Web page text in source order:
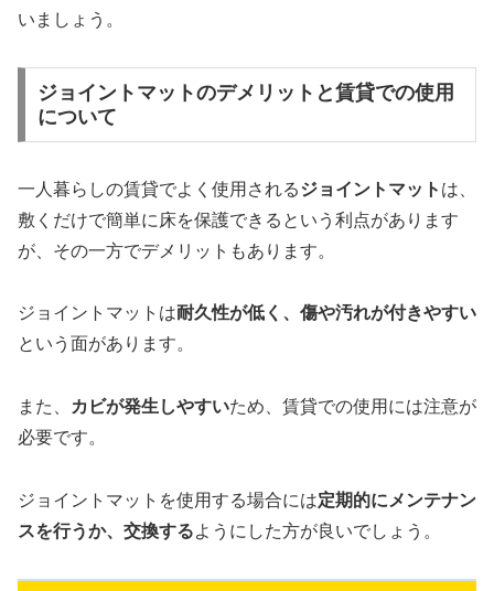
いましょう。
ジョイントマットのデメリットと賃貸での使用
について
一人暮らしの賃貸でよく使用されるジョイントマット は、
敷くだけで簡単に床を保護できるという利点があります
が、その一方でデメリットもあります。
ジョイントマットは耐久性が低く、傷や汚れが付きやすい
という面があります。
また、 カビが発生しやすいため、賃貸での使用には注意が
必要です。
ジョイントマットを使用する場合には定期的にメンテナン
スを行うか、交換するようにした方が良いでしょう。